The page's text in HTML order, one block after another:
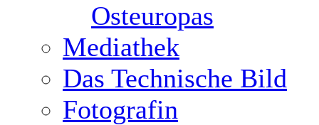
Osteuropas
Mediathek
Das Technische Bild
Fotografin